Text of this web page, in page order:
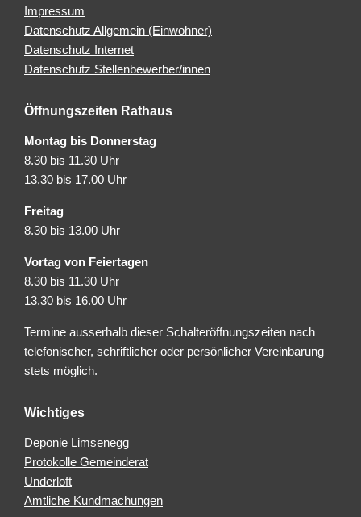
Impressum
Datenschutz Allgemein (Einwohner)
Datenschutz Internet
Datenschutz Stellenbewerber/innen
Öffnungszeiten Rathaus
Montag bis Donnerstag
8.30 bis 11.30 Uhr
13.30 bis 17.00 Uhr
Freitag
8.30 bis 13.00 Uhr
Vortag von Feiertagen
8.30 bis 11.30 Uhr
13.30 bis 16.00 Uhr
Termine ausserhalb dieser Schalteröffnungszeiten nach
telefonischer, schriftlicher oder persönlicher Vereinbarung
stets möglich.
Wichtiges
Deponie Limsenegg
Protokolle Gemeinderat
Underloft
Amtliche Kundmachungen